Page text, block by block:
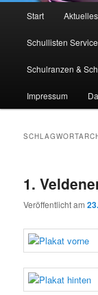
Start Aktuelles
Schullisten Service
Schulranzen &
Impressum
1.
Veröffentlicht am